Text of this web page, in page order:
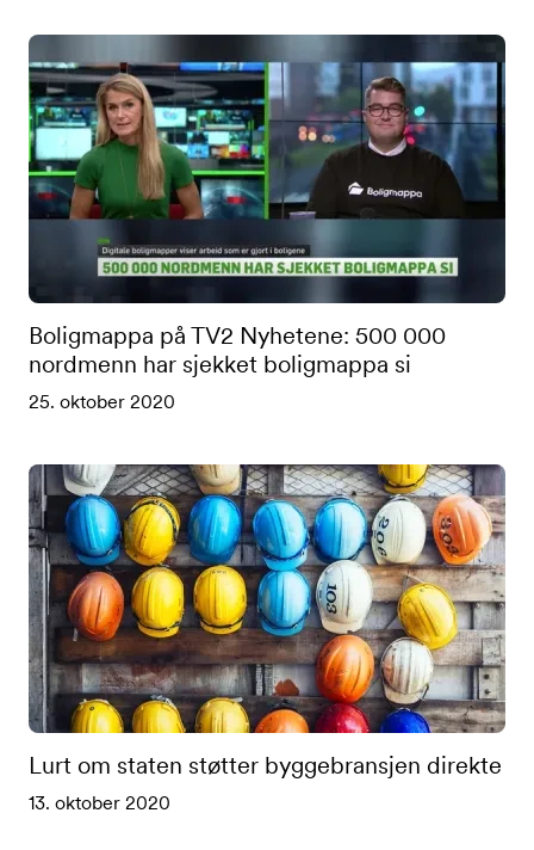
Boligmappa på TV2 Nyhetene: 500 000
nordmenn har sjekket boligmappa si
25. oktober 2020
Lurt om staten støtter byggebransjen direkte
13. oktober 2020